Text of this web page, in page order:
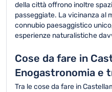
della città offrono inoltre
passeggiate. La vicinanza al
connubio paesaggistico
esperienze naturalistiche
Cose da fare in
Enogastronomia e
Tra le cose da fare in